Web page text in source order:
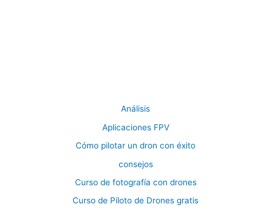
Análisis
Aplicaciones FPV
Cómo pilotar un dron con éxito
consejos
Curso de fotografía con drones
Curso de Piloto de Drones gratis